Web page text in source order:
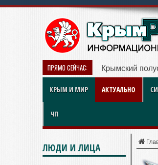
ПРЯМО СЕЙЧАС: Больше чем
КРЫМ И МИР АКТУАЛЬНО
ЧП
ЛЮДИ И ЛИЦА